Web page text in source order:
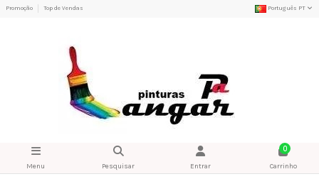
Promoção Top de Vendas Português PT
Menu Pesquisar Entrar
0
Carrinho